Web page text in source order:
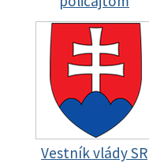
Vestník vlády SR